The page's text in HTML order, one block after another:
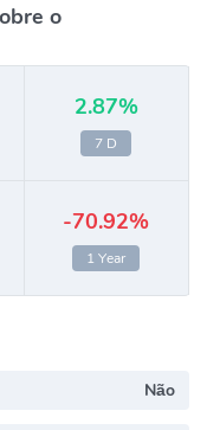
o
2.87%
7 D
-70.92%
1 Year
Não